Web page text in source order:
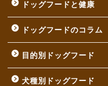
ドッグフードと健康
ドッグフードのコラム
目的別ドッグフード
犬種別ドッグフード